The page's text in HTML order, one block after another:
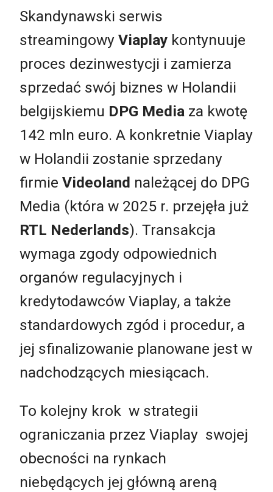
Skandynawski serwis
streamingowy Viaplay kontynuuje
proces dezinwestycji i zamierza
sprzedać swój biznes w Holandii
belgijskiemu DPG Media za kwotę
142 mln euro. A konkretnie Viaplay
w Holandii zostanie sprzedany
firmie Videoland należącej do DPG
Media (która w 2025 r. przejęła już
RTL Nederlands). Transakcja
wymaga zgody odpowiednich
organów regulacyjnych i
kredytodawców Viaplay, a także
standardowych zgód i procedur, a
jej sfinalizowanie planowane jest w
nadchodzących miesiącach.
To kolejny krok w strategii
ograniczania przez Viaplay swojej
obecności na rynkach
niebędących jej główną areną